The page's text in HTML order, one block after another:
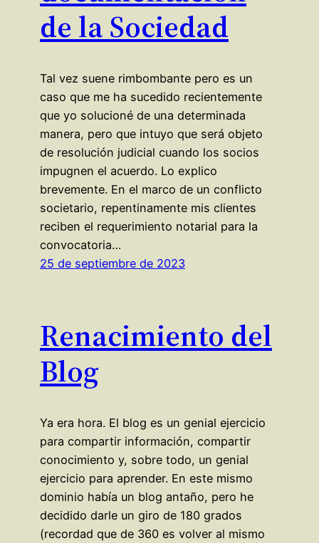
de la Sociedad
Tal vez suene rimbombante pero es un
caso que me ha sucedido recientemente
que yo solucioné de una determinada
manera, pero que intuyo que será objeto
de resolución judicial cuando los socios
impugnen el acuerdo. Lo explico
brevemente. En el marco de un conflicto
societario, repentinamente mis clientes
reciben el requerimiento notarial para la
convocatoria…
25 de septiembre de 2023
Renacimiento del
Blog
Ya era hora. El blog es un genial ejercicio
para compartir información, compartir
conocimiento y, sobre todo, un genial
ejercicio para aprender. En este mismo
dominio había un blog antaño, pero he
decidido darle un giro de 180 grados
(recordad que de 360 es volver al mismo